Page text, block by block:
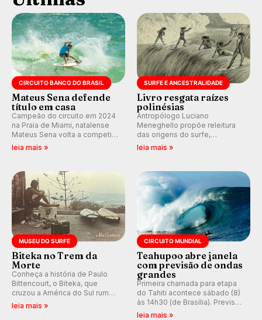
CIRCUITO BANCO DO BRASIL
Mateus Sena defende
título em casa
Campeão do circuito em 2024
na Praia de Miami, natalense
Mateus Sena volta a competir
em casa em busca de manter a
leia mais »
SURFE E ANCESTRALIDADE
Livro resgata raízes
polinésias
Antropólogo Luciano
Meneghello propõe releitura
das origens do surfe,
resgatando a cultura polinésia
prática em esporte e indústria.
leia mais »
MUSEU DO SURFE
Biteka no Trem da
Morte
Conheça a história de Paulo
Bittencourt, o Biteka, que
cruzou a América do Sul rumo
ao Pacífico em uma jornada
leia mais »
CIRCUITO MUNDIAL
Teahupoo abre janela
com previsão de ondas
grandes
Primeira chamada para etapa
do Tahiti acontece sábado (8)
às 14h30 (de Brasília). Previsão
indica swell consistente.
leia mais »